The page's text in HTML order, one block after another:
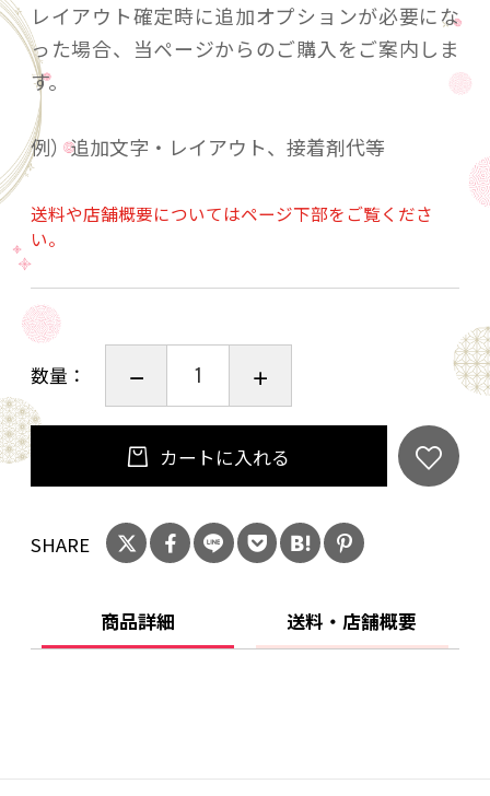
レイアウト確定時に追加オプションが必要にな
った場合、当ページからのご購入をご案内しま
す。
例）追加文字・レイアウト、接着剤代等
送料や店舗概要についてはページ下部をご覧くださ
い。
数量：
カートに入れる
SHARE
商品詳細 送料・店舗概要